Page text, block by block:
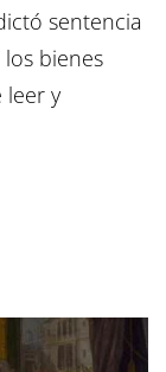
sentencia
bienes
leer y